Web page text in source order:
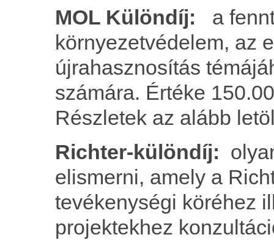
MOL Különdíj: a
környezetvédelem, az
újrahasznosítás
számára. Értéke
Részletek az alább
Richter-különdíj:
elismerni, amely a
tevékenységi köréhez
projektekhez